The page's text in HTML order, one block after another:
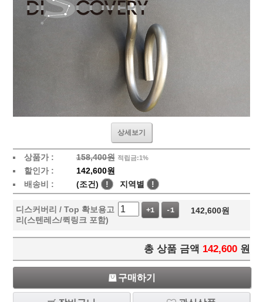
상세보기
상품가 : 158,400원 적립금:1%
할인가 :
142,600원
배송비 :
(조건) ! 지역별 !
디스커버리 / Top 확보용고
리(스텐레스/퀵링크 포함)
+1 -1 142,600원
총 상품 금액 142,600 원
구매하기